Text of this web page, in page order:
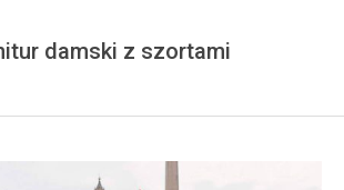
damski z szortami